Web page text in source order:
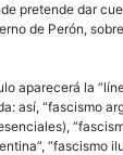
pretende dar
de Perón,
aparecerá la
así, “fascismo
“fascismo